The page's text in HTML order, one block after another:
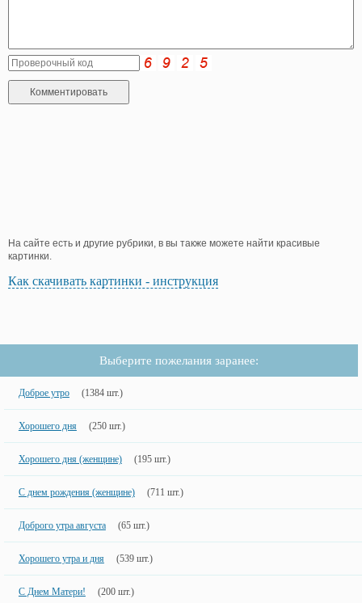
На сайте есть и другие рубрики, в вы также можете найти красивые
картинки.
Как скачивать картинки - инструкция
Выберите пожелания заранее:
Доброе утро (1384 шт.)
Хорошего дня (250 шт.)
Хорошего дня (женщине) (195 шт.)
С днем рождения (женщине) (711 шт.)
Доброго утра августа (65 шт.)
Хорошего утра и дня (539 шт.)
С Днем Матери! (200 шт.)